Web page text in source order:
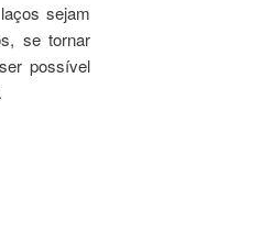
sejam
se tornar
possível